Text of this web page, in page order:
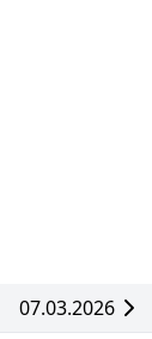
07.03.2026